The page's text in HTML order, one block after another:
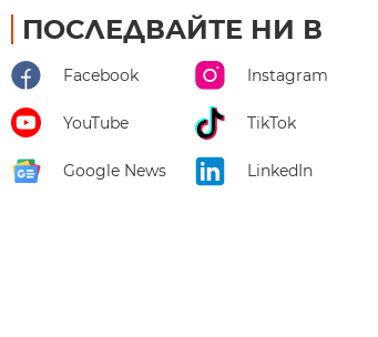
ПОСЛЕДВАЙТЕ НИ В
Facebook Instagram
YouTube TikTok
Google News LinkedIn